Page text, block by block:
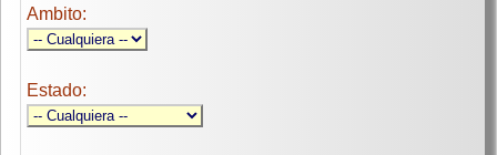
Ambito:
Estado: